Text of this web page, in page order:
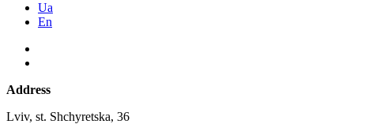
Ua
En
Address
Lviv, st. Shchyretska, 36